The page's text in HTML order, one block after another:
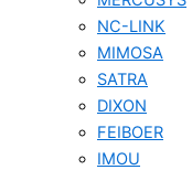
NC-LINK
MIMOSA
SATRA
DIXON
FEIBOER
IMOU